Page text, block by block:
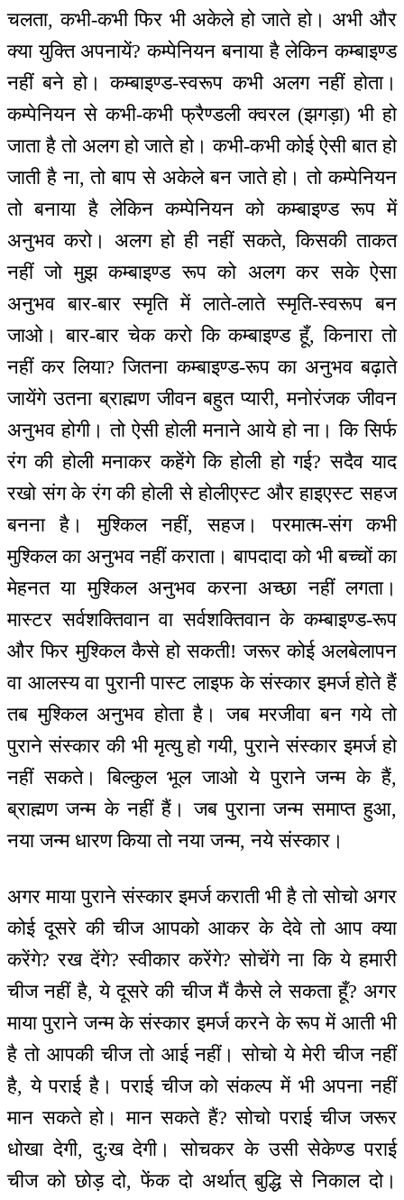
चलता, कभी-कभी फिर भी अकेले हो जाते हो। अभी और
क्या युक्ति अपनायें? कम्पेनियन बनाया है लेकिन कम्बाइण्ड
नहीं बने हो। कम्बाइण्ड-स्वरूप कभी अलग नहीं होता।
कम्पेनियन से कभी-कभी फ्रैण्डली क्वरल (झगड़ा) भी हो
जाता है तो अलग हो जाते हो। कभी-कभी कोई ऐसी बात हो
जाती है ना, तो बाप से अकेले बन जाते हो। तो कम्पेनियन
तो बनाया है लेकिन कम्पेनियन को कम्बाइण्ड रूप में
अनुभव करो। अलग हो ही नहीं सकते, किसकी ताकत
नहीं जो मुझ कम्बाइण्ड रूप को अलग कर सके ऐसा
अनुभव बार-बार स्मृति में लाते-लाते स्मृति-स्वरूप बन
जाओ। बार-बार चेक करो कि कम्बाइण्ड हूँ, किनारा तो
नहीं कर लिया? जितना कम्बाइण्ड-रूप का अनुभव बढ़ाते
जायेंगे उतना ब्राह्मण जीवन बहुत प्यारी, मनोरंजक जीवन
अनुभव होगी। तो ऐसी होली मनाने आये हो ना। कि सिर्फ
रंग की होली मनाकर कहेंगे कि होली हो गई? सदैव याद
रखो संग के रंग की होली से होलीएस्ट और हाइएस्ट सहज
बनना है। मुश्किल नहीं, सहज। परमात्म-संग कभी
मुश्किल का अनुभव नहीं कराता। बापदादा को भी बच्चों का
मेहनत या मुश्किल अनुभव करना अच्छा नहीं लगता।
मास्टर सर्वशक्तिवान वा सर्वशक्तिवान के कम्बाइण्ड-रूप
और फिर मुश्किल कैसे हो सकती! जरूर कोई अलबेलापन
वा आलस्य वा पुरानी पास्ट लाइफ के संस्कार इमर्ज होते हैं
तब मुश्किल अनुभव होता है। जब मरजीवा बन गये तो
पुराने संस्कार की भी मृत्यु हो गयी, पुराने संस्कार इमर्ज हो
नहीं सकते। बिल्कुल भूल जाओ ये पुराने जन्म के हैं,
ब्राह्मण जन्म के नहीं हैं। जब पुराना जन्म समाप्त हुआ,
नया जन्म धारण किया तो नया जन्म, नये संस्कार।
अगर माया पुराने संस्कार इमर्ज कराती भी है तो सोचो अगर
कोई दूसरे की चीज आपको आकर के देवे तो आप क्या
करेंगे? रख देंगे? स्वीकार करेंगे? सोचेंगे ना कि ये हमारी
चीज नहीं है, ये दूसरे की चीज मैं कैसे ले सकता हूँ? अगर
माया पुराने जन्म के संस्कार इमर्ज करने के रूप में आती भी
है तो आपकी चीज तो आई नहीं। सोचो ये मेरी चीज नहीं
है, ये पराई है। पराई चीज को संकल्प में भी अपना नहीं
मान सकते हो। मान सकते हैं? सोचो पराई चीज जरूर
धोखा देगी, दु:ख देगी। सोचकर के उसी सेकेण्ड पराई
चीज को छोड़ दो, फेंक दो अर्थात् बुद्धि से निकाल दो।